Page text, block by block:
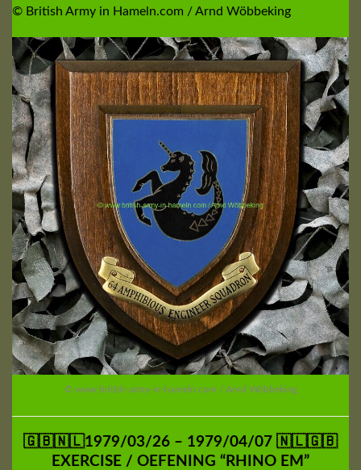
© British Army in Hameln.com / Arnd Wöbbeking
© www.british-army-in-hameln.com / Arnd Wöbbeking
🇬🇧🇳🇱1979/03/26 – 1979/04/07 🇳🇱🇬🇧
EXERCISE / OEFENING “RHINO EM”